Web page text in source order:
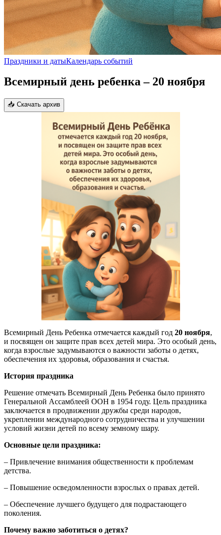
Праздники и датыКалендарь событий
Всемирный день ребенка – 20 ноября
📥 Скачать архив
Всемирный День Ребенка отмечается каждый год 20 ноября,
и посвящен он защите прав всех детей мира. Это особый день,
когда взрослые задумываются о важности заботы о детях,
обеспечения их здоровья, образования и счастья.
История праздника
Решение отмечать Всемирный День Ребенка было принято
Генеральной Ассамблеей ООН в 1954 году. Цель праздника
заключается в продвижении дружбы среди народов,
укреплении международного сотрудничества и улучшении
условий жизни детей по всему земному шару.
Основные цели праздника:
– Привлечение внимания общественности к проблемам
детства.
– Повышение осведомленности взрослых о правах детей.
– Обеспечение лучшего будущего для подрастающего
поколения.
Почему важно заботиться о детях?